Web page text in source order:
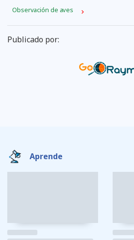
Observación de aves
Publicado por:
Aprende